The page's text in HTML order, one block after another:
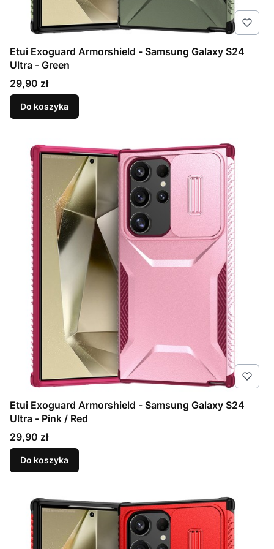
Etui Exoguard Armorshield - Samsung Galaxy S24
Ultra - Green
Cena
29,90 zł
Do koszyka
Etui Exoguard Armorshield - Samsung Galaxy S24
Ultra - Pink / Red
Cena
29,90 zł
Do koszyka